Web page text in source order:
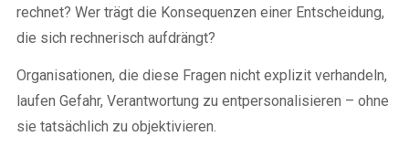
rechnet? Wer trägt die Konsequenzen einer Entscheidung,
die sich rechnerisch aufdrängt?
Organisationen, die diese Fragen nicht explizit verhandeln,
laufen Gefahr, Verantwortung zu entpersonalisieren – ohne
sie tatsächlich zu objektivieren.